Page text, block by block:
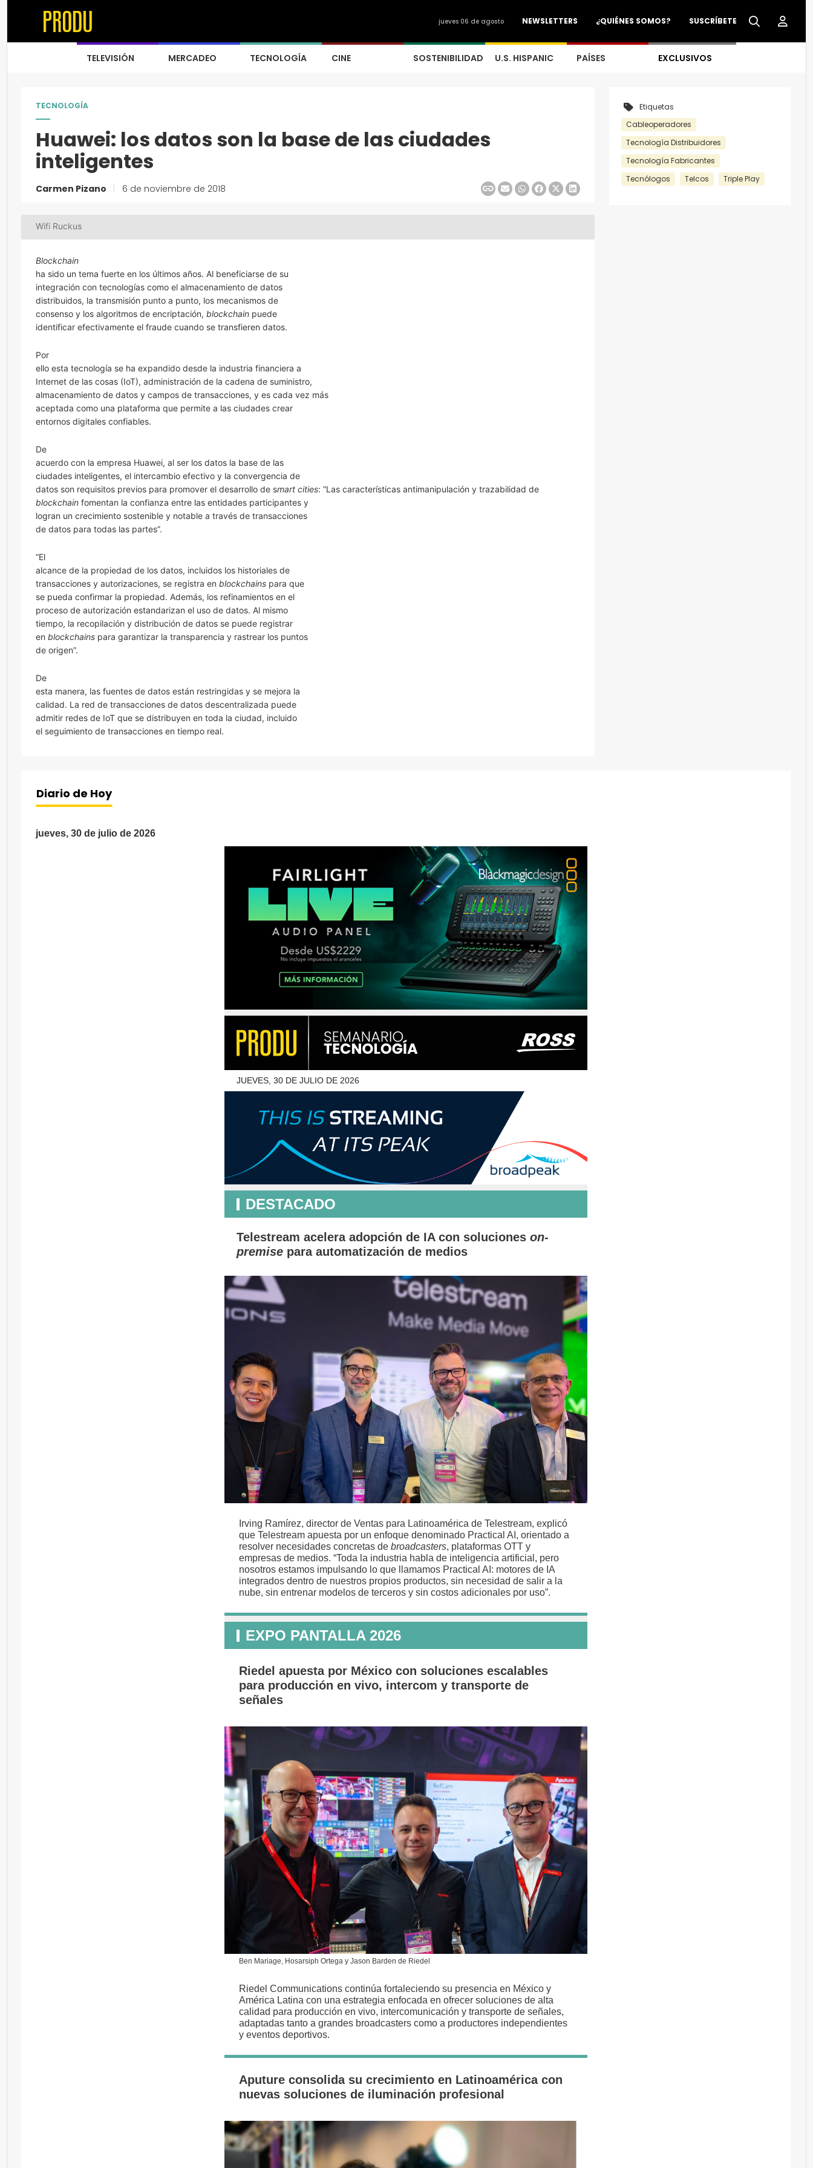
SUSCRÍBETE
¿QUIÉNES SOMOS?
NEWSLETTERS
jueves 06 de agosto
TELEVISIÓN MERCADEO TECNOLOGÍA CINE SOSTENIBILIDAD U.S. HISPANIC PAÍSES EXCLUSIVOS
TECNOLOGÍA
Huawei: los datos son la base de las ciudades
inteligentes
Carmen Pizano 6 de noviembre de 2018
Wifi Ruckus
Blockchain
ha sido un tema fuerte en los últimos años. Al beneficiarse de su
integración con tecnologías como el almacenamiento de datos
distribuidos, la transmisión punto a punto, los mecanismos de
consenso y los algoritmos de encriptación, blockchain puede
identificar efectivamente el fraude cuando se transfieren datos.
Por
ello esta tecnología se ha expandido desde la industria financiera a
Internet de las cosas (IoT), administración de la cadena de suministro,
almacenamiento de datos y campos de transacciones, y es cada vez más
aceptada como una plataforma que permite a las ciudades crear
entornos digitales confiables.
De
acuerdo con la empresa Huawei, al ser los datos la base de las
ciudades inteligentes, el intercambio efectivo y la convergencia de
datos son requisitos previos para promover el desarrollo de smart cities: “Las características antimanipulación y trazabilidad de
blockchain fomentan la confianza entre las entidades participantes y
logran un crecimiento sostenible y notable a través de transacciones
de datos para todas las partes”.
“El
alcance de la propiedad de los datos, incluidos los historiales de
transacciones y autorizaciones, se registra en blockchains para que
se pueda confirmar la propiedad. Además, los refinamientos en el
proceso de autorización estandarizan el uso de datos. Al mismo
tiempo, la recopilación y distribución de datos se puede registrar
en blockchains para garantizar la transparencia y rastrear los puntos
de origen”.
De
esta manera, las fuentes de datos están restringidas y se mejora la
calidad. La red de transacciones de datos descentralizada puede
admitir redes de IoT que se distribuyen en toda la ciudad, incluido
el seguimiento de transacciones en tiempo real.
Etiquetas
Cableoperadores
Tecnología Distribuidores
Tecnología Fabricantes
Tecnólogos
Telcos Triple Play
Diario de Hoy
jueves, 30 de julio de 2026